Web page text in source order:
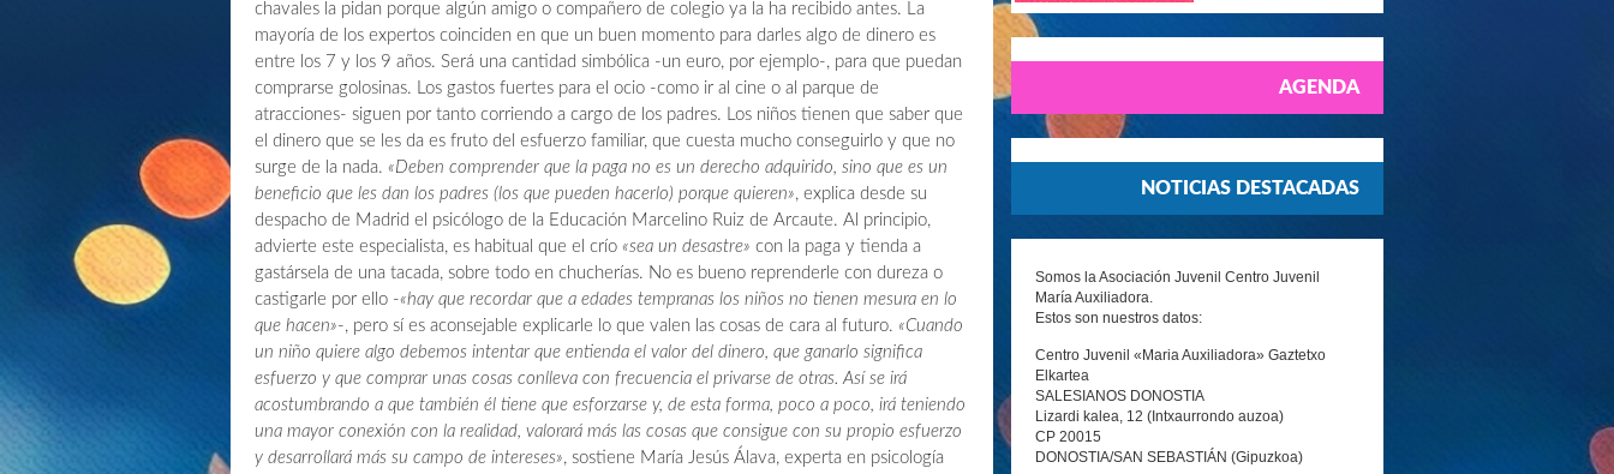
AGENDA
NOTICIAS DESTACADAS
Somos la Asociación Juvenil Centro Juvenil
María Auxiliadora.
Estos son nuestros datos:
Centro Juvenil «Maria Auxiliadora» Gaztetxo
Elkartea
SALESIANOS DONOSTIA
Lizardi kalea, 12 (Intxaurrondo auzoa)
CP 20015
DONOSTIA/SAN SEBASTIÁN (Gipuzkoa)
chavales la pidan porque algún amigo o compañero de colegio ya la ha recibido antes. La
mayoría de los expertos coinciden en que un buen momento para darles algo de dinero es
entre los 7 y los 9 años. Será una cantidad simbólica -un euro, por ejemplo-, para que puedan
comprarse golosinas. Los gastos fuertes para el ocio -como ir al cine o al parque de
atracciones- siguen por tanto corriendo a cargo de los padres. Los niños tienen que saber que
el dinero que se les da es fruto del esfuerzo familiar, que cuesta mucho conseguirlo y que no
surge de la nada. «Deben comprender que la paga no es un derecho adquirido, sino que es un
beneficio que les dan los padres (los que pueden hacerlo) porque quieren», explica desde su
despacho de Madrid el psicólogo de la Educación Marcelino Ruiz de Arcaute. Al principio,
advierte este especialista, es habitual que el crío «sea un desastre» con la paga y tienda a
gastársela de una tacada, sobre todo en chucherías. No es bueno reprenderle con dureza o
castigarle por ello -«hay que recordar que a edades tempranas los niños no tienen mesura en lo
que hacen»-, pero sí es aconsejable explicarle lo que valen las cosas de cara al futuro. «Cuando
un niño quiere algo debemos intentar que entienda el valor del dinero, que ganarlo significa
esfuerzo y que comprar unas cosas conlleva con frecuencia el privarse de otras. Así se irá
acostumbrando a que también él tiene que esforzarse y, de esta forma, poco a poco, irá teniendo
una mayor conexión con la realidad, valorará más las cosas que consigue con su propio esfuerzo
y desarrollará más su campo de intereses», sostiene María Jesús Álava, experta en psicología